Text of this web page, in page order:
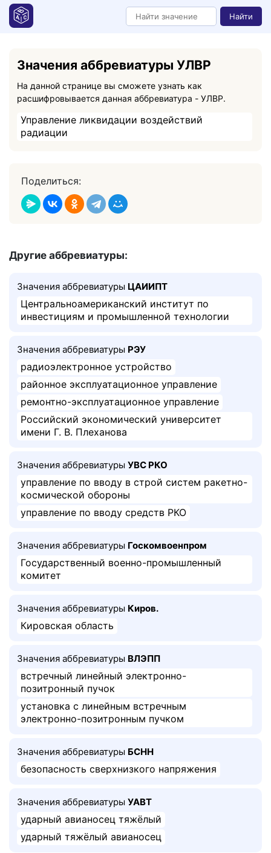
Найти
Значения аббревиатуры УЛВР
На данной странице вы сможете узнать как
расшифровывается данная аббревиатура - УЛВР.
Управление ликвидации воздействий
радиации
Поделиться:
Другие аббревиатуры:
Значения аббревиатуры ЦАИИПТ
Центральноамериканский институт по
инвестициям и промышленной технологии
Значения аббревиатуры РЭУ
радиоэлектронное устройство
районное эксплуатационное управление
ремонтно-эксплуатационное управление
Российский экономический университет
имени Г. В. Плеханова
Значения аббревиатуры УВС РКО
управление по вводу в строй систем ракетно-
космической обороны
управление по вводу средств РКО
Значения аббревиатуры Госкомвоенпром
Государственный военно-промышленный
комитет
Значения аббревиатуры Киров.
Кировская область
Значения аббревиатуры ВЛЭПП
встречный линейный электронно-
позитронный пучок
установка с линейным встречным
электронно-позитронным пучком
Значения аббревиатуры БСНН
безопасность сверхнизкого напряжения
Значения аббревиатуры УАВТ
ударный авианосец тяжёлый
ударный тяжёлый авианосец